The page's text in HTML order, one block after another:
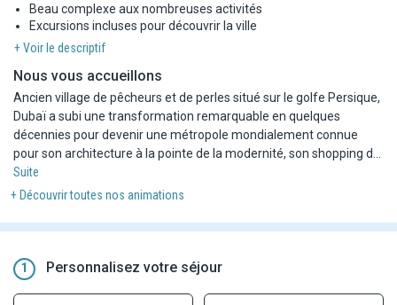
Beau complexe aux nombreuses activités
Excursions incluses pour découvrir la ville
+ Voir le descriptif
Nous vous accueillons
Ancien village de pêcheurs et de perles situé sur le golfe Persique,
Dubaï a subi une transformation remarquable en quelques
décennies pour devenir une métropole mondialement connue
pour son architecture à la pointe de la modernité, son shopping de
luxe et ses nombreuses activités en journée et en soirée. Avec ses
gratte-ciels en plein désert, ses chantiers pharaoniques et ses
du golfe d'Arabie, Dubaï est aussi appréciée pour ses plages de
sable fin, son soleil hivernal et les virées en 4x4 dans les dunes de
Suite
+ Découvrir toutes nos animations
1 Personnalisez votre séjour